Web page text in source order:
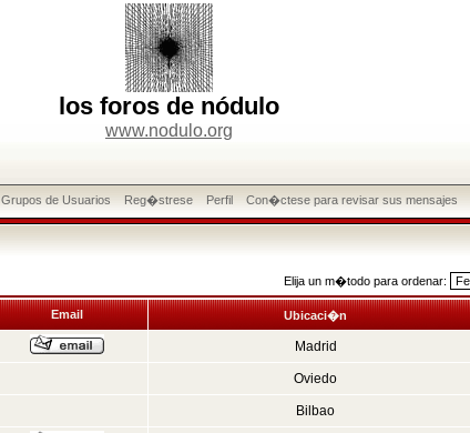
los foros de nódulo
www.nodulo.org
Grupos de Usuarios Reg�strese Perfil Con�ctese para revisar sus mensajes
Elija un m�todo para ordenar:
Email Ubicaci�n
Madrid
Oviedo
Bilbao